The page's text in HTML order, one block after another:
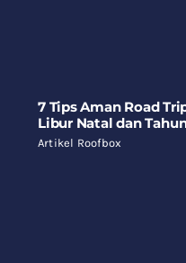
7 Tips Aman Road
Libur Natal dan
Artikel Roofbox